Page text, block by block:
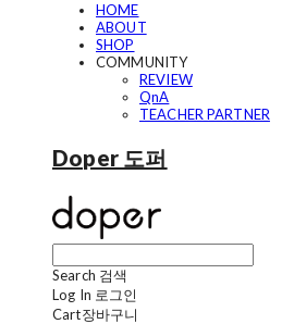
HOME
ABOUT
SHOP
COMMUNITY
REVIEW
QnA
TEACHER PARTNER
Doper 도퍼
Search 검색
Log In 로그인
Cart장바구니